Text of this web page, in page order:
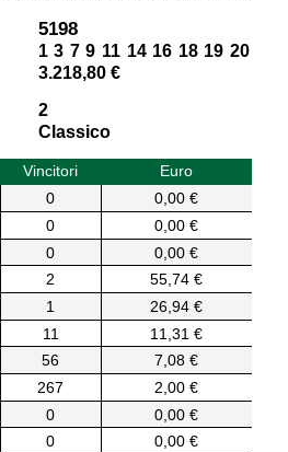
5198
1 3 7 9 11 14 16 18 19 20
3.218,80 €
2
Classico
Vincitori
Euro
0
0,00 €
0
0,00 €
0
0,00 €
2
55,74 €
1
26,94 €
11
11,31 €
56
7,08 €
267
2,00 €
0
0,00 €
0
0,00 €